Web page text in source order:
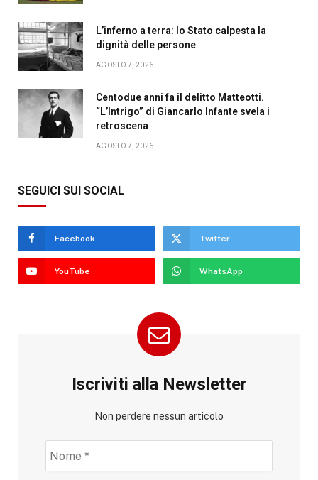
L’inferno a terra: lo Stato calpesta la
dignità delle persone
AGOSTO 7, 2026
Centodue anni fa il delitto Matteotti.
“L’Intrigo” di Giancarlo Infante svela i
retroscena
AGOSTO 7, 2026
SEGUICI SUI SOCIAL
Facebook Twitter
YouTube WhatsApp
Iscriviti alla Newsletter
Non perdere nessun articolo